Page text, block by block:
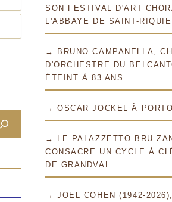
SON FESTIVAL D'ART
L'ABBAYE DE SAINT-
→ BRUNO CAMPANELLA,
D'ORCHESTRE DU
ÉTEINT À 83 ANS
→ OSCAR JOCKEL À PORTO
→ LE PALAZZETTO BRU
CONSACRE UN CYCLE À
DE GRANDVAL
→ JOEL COHEN (1942-